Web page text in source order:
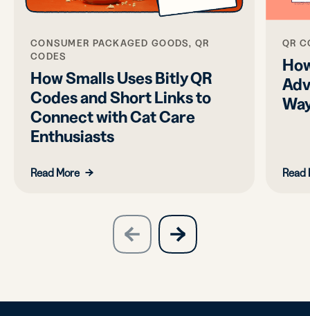
CONSUMER PACKAGED GOODS, QR
CODES
How Smalls Uses Bitly QR
Codes and Short Links to
Connect with Cat Care
Enthusiasts
Read More
QR
Read
previous
slide
next
slide